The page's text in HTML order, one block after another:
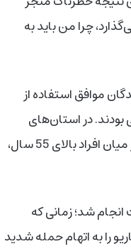
چرا من باید به
پاسخ‌دهندگان موافق استفاده از
بودند. در استان‌های
منیتوبا و ساسکاچوان، و همچنین در میان افراد بالای 55 سال،
از حادثه 18 آگوست انجام شد؛ زمانی که
را به اتهام حمله شدید